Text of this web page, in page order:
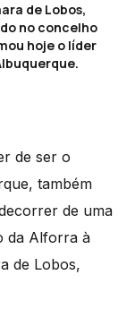
de Lobos,
no concelho
hoje o líder
de ser o
também
de uma
da Alforra à
de Lobos,